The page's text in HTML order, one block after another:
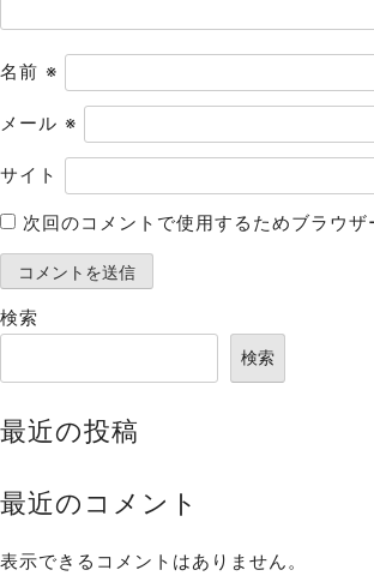
名前 ※
メール ※
サイト
次回のコメントで使用するためブラウ
検索
検索
最近の投稿
最近のコメント
表示できるコメントはありません。